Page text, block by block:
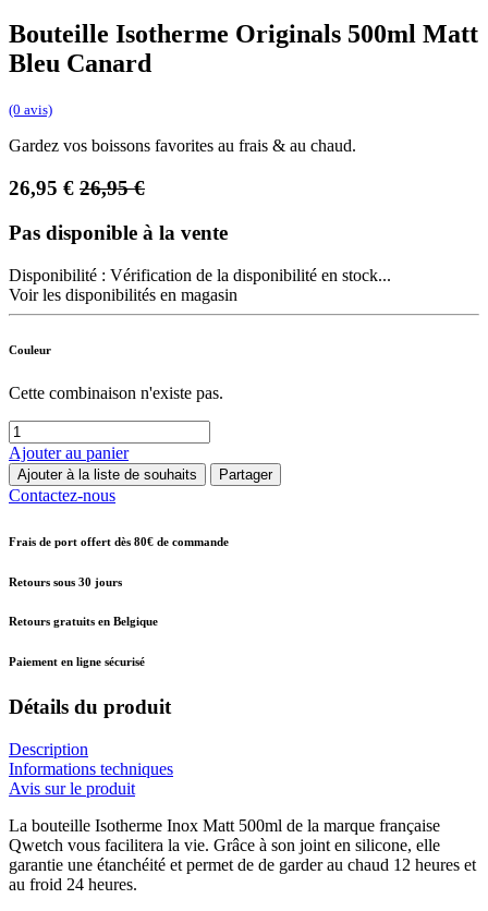
Bouteille Isotherme Originals 500ml Matt
Bleu Canard
(0 avis)
Gardez vos boissons favorites au frais & au chaud.
26,95 € 26,95€
Pas disponible à la vente
Disponibilité : Vérification de la disponibilité en stock...
Voir les disponibilités en magasin
Couleur
Cette combinaison n'existe pas.
Ajouter au panier
Ajouter à la liste de souhaits Partager
Contactez-nous
Frais de port offert dès 80€ de commande
Retours sous 30 jours
Retours gratuits en Belgique
Paiement en ligne sécurisé
Détails du produit
Description
Informations techniques
Avis sur le produit
La bouteille Isotherme Inox Matt 500ml de la marque française
Qwetch vous facilitera la vie. Grâce à son joint en silicone, elle
garantie une étanchéité et permet de de garder au chaud 12 heures et
au froid 24 heures.